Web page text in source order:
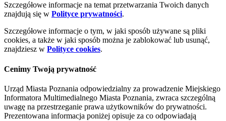
Szczegółowe informacje na temat przetwarzania Twoich danych
znajdują się w Polityce prywatności.
Szczegółowe informacje o tym, w jaki sposób używane są pliki
cookies, a także w jaki sposób można je zablokować lub usunąć,
znajdziesz w Polityce cookies.
Cenimy Twoją prywatność
Urząd Miasta Poznania odpowiedzialny za prowadzenie Miejskiego
Informatora Multimedialnego Miasta Poznania, zwraca szczególną
uwagę na przestrzeganie prawa użytkowników do prywatności.
Prezentowana informacja poniżej opisuje za co odpowiadają